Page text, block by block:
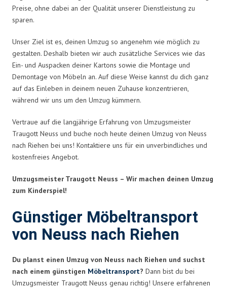
Preise, ohne dabei an der Qualität unserer Dienstleistung zu
sparen.
Unser Ziel ist es, deinen Umzug so angenehm wie möglich zu
gestalten. Deshalb bieten wir auch zusätzliche Services wie das
Ein- und Auspacken deiner Kartons sowie die Montage und
Demontage von Möbeln an. Auf diese Weise kannst du dich ganz
auf das Einleben in deinem neuen Zuhause konzentrieren,
während wir uns um den Umzug kümmern.
Vertraue auf die langjährige Erfahrung von Umzugsmeister
Traugott Neuss und buche noch heute deinen Umzug von Neuss
nach Riehen bei uns! Kontaktiere uns für ein unverbindliches und
kostenfreies Angebot.
Umzugsmeister Traugott Neuss – Wir machen deinen Umzug
zum Kinderspiel!
Günstiger Möbeltransport
von Neuss nach Riehen
Du planst einen Umzug von Neuss nach Riehen und suchst
nach einem günstigen Möbeltransport? Dann bist du bei
Umzugsmeister Traugott Neuss genau richtig! Unsere erfahrenen